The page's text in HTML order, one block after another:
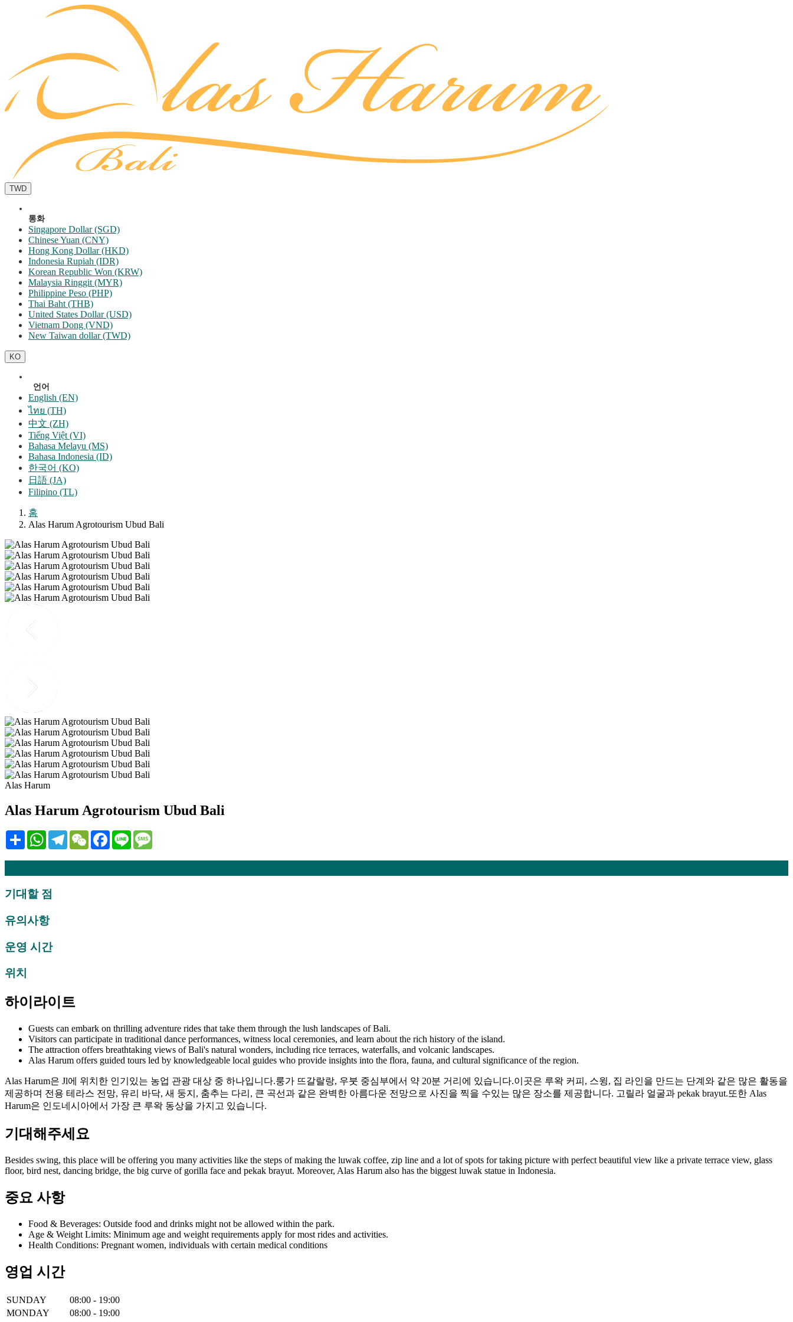
TWD
통화
Singapore Dollar (SGD)
Chinese Yuan (CNY)
Hong Kong Dollar (HKD)
Indonesia Rupiah (IDR)
Korean Republic Won (KRW)
Malaysia Ringgit (MYR)
Philippine Peso (PHP)
Thai Baht (THB)
United States Dollar (USD)
Vietnam Dong (VND)
New Taiwan dollar (TWD)
KO
언어
English (EN)
ไทย (TH)
中文 (ZH)
Tiếng Việt (VI)
Bahasa Melayu (MS)
Bahasa Indonesia (ID)
한국어 (KO)
日語 (JA)
Filipino (TL)
홈
Alas Harum Agrotourism Ubud Bali
Alas Harum
Alas Harum Agrotourism Ubud Bali
Share WhatsAppTelegramWeChatFacebook
Line
기대할 점
유의사항
운영 시간
위치
하이라이트
Guests can embark on thrilling adventure rides that take them through the lush landscapes of Bali.
Visitors can participate in traditional dance performances, witness local ceremonies, and learn about the rich history of the island.
The attraction offers breathtaking views of Bali's natural wonders, including rice terraces, waterfalls, and volcanic landscapes.
Alas Harum offers guided tours led by knowledgeable local guides who provide insights into the flora, fauna, and cultural significance of the region.
Alas Harum은 Jl에 위치한 인기있는 농업 관광 대상 중 하나입니다.룽가 뜨갈랄랑, 우붓 중심부에서 약 20분 거리에 있습니다.이곳은 루왁 커피, 스윙, 집 라인을 만드는 단계와 같은 많은 활동을
제공하며 전용 테라스 전망, 유리 바닥, 새 둥지, 춤추는 다리, 큰 곡선과 같은 완벽한 아름다운 전망으로 사진을 찍을 수있는 많은 장소를 제공합니다. 고릴라 얼굴과 pekak brayut.또한 Alas
Harum은 인도네시아에서 가장 큰 루왁 동상을 가지고 있습니다.
기대해주세요
Besides swing, this place will be offering you many activities like the steps of making the luwak coffee, zip line and a lot of spots for taking picture with perfect beautiful view like a private terrace view, glass
floor, bird nest, dancing bridge, the big curve of gorilla face and pekak brayut. Moreover, Alas Harum also has the biggest luwak statue in Indonesia.
중요 사항
Food & Beverages: Outside food and drinks might not be allowed within the park.
Age & Weight Limits: Minimum age and weight requirements apply for most rides and activities.
Health Conditions: Pregnant women, individuals with certain medical conditions
영업 시간
SUNDAY
08:00 - 19:00
MONDAY
08:00 - 19:00